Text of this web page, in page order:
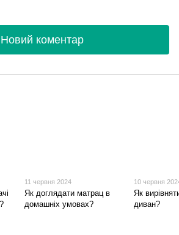
Новий коментар
11 червня 2024
Як доглядати матрац в
домашніх умовах?
10 червня
Як
диван?